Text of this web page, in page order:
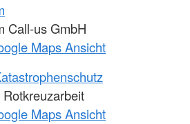
Call-us GmbH
Maps Ansicht
Maps Ansicht